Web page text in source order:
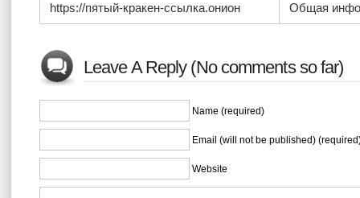
https://пятый-кракен-ссылка.онион Общая
Leave A Reply (No comments so far)
Name (required)
Email (will not be published)
Website